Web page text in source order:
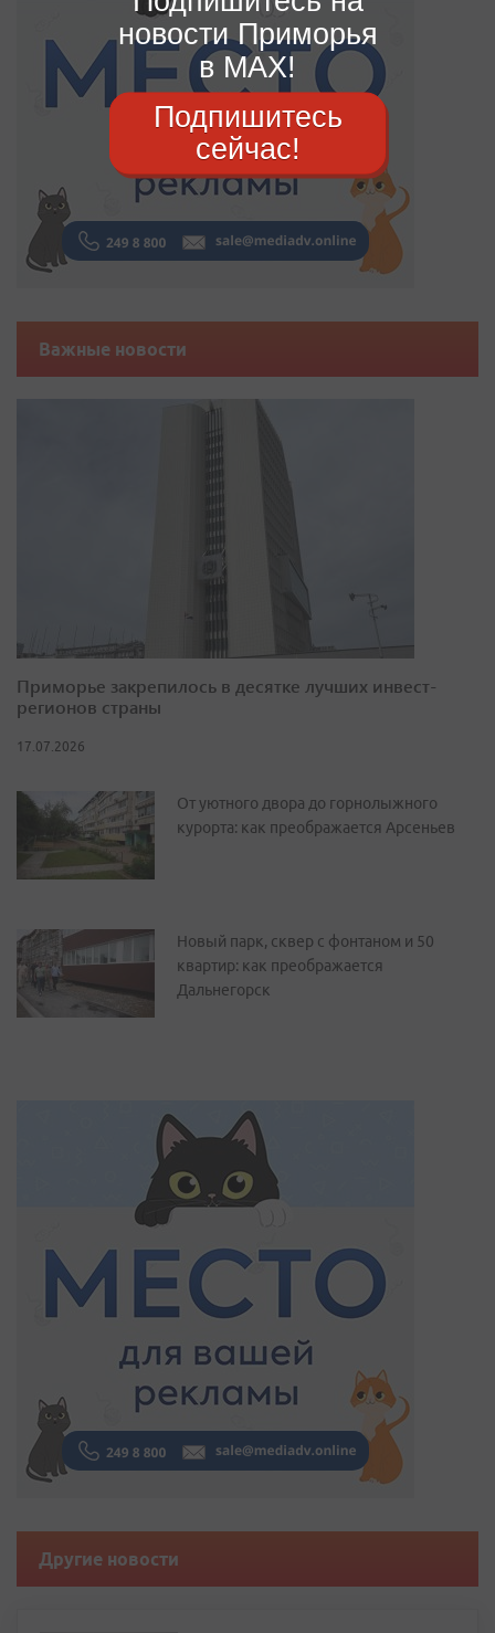
Важные новости
Приморье закрепилось в десятке лучших инвест-
регионов страны
17.07.2026
От уютного двора до горнолыжного
курорта: как преображается Арсеньев
Новый парк, сквер с фонтаном и 50
квартир: как преображается
Дальнегорск
Другие новости
новости Приморья
в MAX!
Подпишитесь
сейчас!